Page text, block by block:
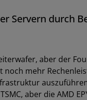
Servern durch
aber der
noch mehr
aber die AMD